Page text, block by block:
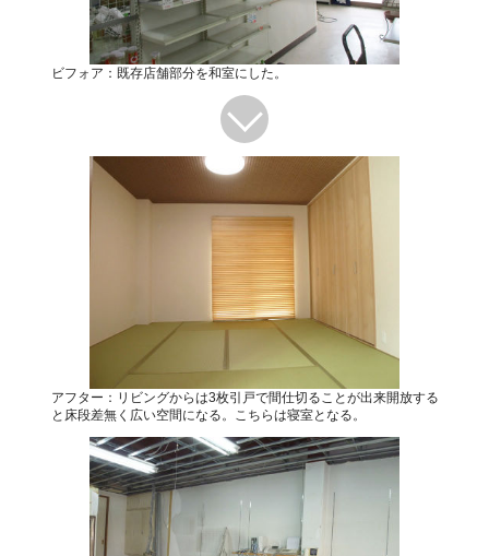
ビフォア：既存店舗部分を和室にした。
アフター：リビングからは3枚引戸で間仕切ることが出来開放する
と床段差無く広い空間になる。こちらは寝室となる。